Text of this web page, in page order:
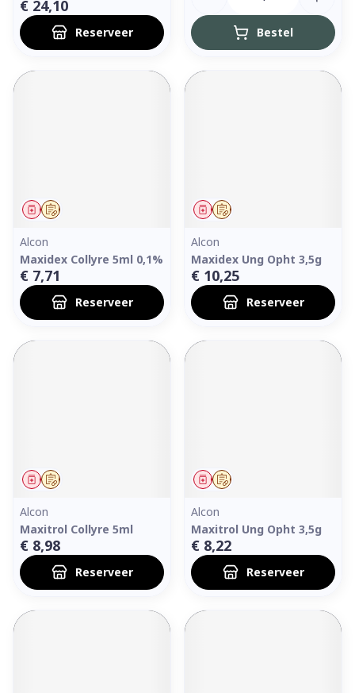
€ 24,10
Reserveer Bestel
Op voorschrift
Geneesmiddel
Alcon
Maxidex Collyre 5ml 0,1%
€ 7,71
Reserveer
Op voorschrift
Geneesmiddel
Alcon
Maxidex Ung Opht 3,5g
€ 10,25
Reserveer
Op voorschrift
Geneesmiddel
Alcon
Maxitrol Collyre 5ml
€ 8,98
Reserveer
Op voorschrift
Geneesmiddel
Alcon
Maxitrol Ung Opht 3,5g
€ 8,22
Reserveer